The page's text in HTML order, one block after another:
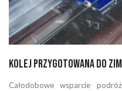
Kolej przygotowana do
Całodobowe wsparcie